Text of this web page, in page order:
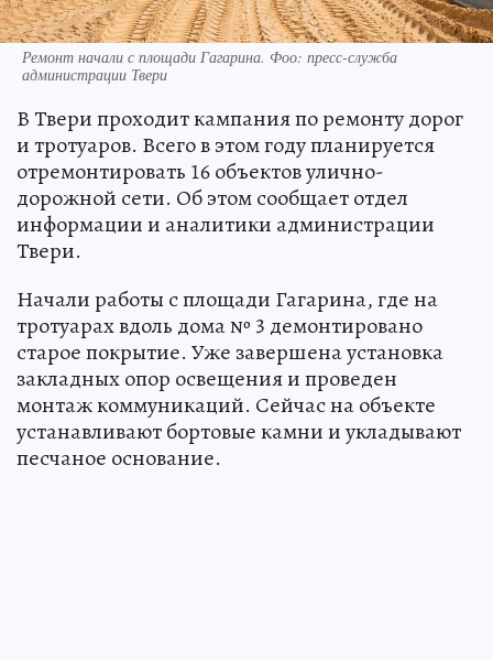
Ремонт начали с площади Гагарина. Фоо: пресс-служба
администрации Твери
В Твери проходит кампания по ремонту дорог
и тротуаров. Всего в этом году планируется
отремонтировать 16 объектов улично-
дорожной сети. Об этом сообщает отдел
информации и аналитики администрации
Твери.
Начали работы с площади Гагарина, где на
тротуарах вдоль дома № 3 демонтировано
старое покрытие. Уже завершена установка
закладных опор освещения и проведен
монтаж коммуникаций. Сейчас на объекте
устанавливают бортовые камни и укладывают
песчаное основание.